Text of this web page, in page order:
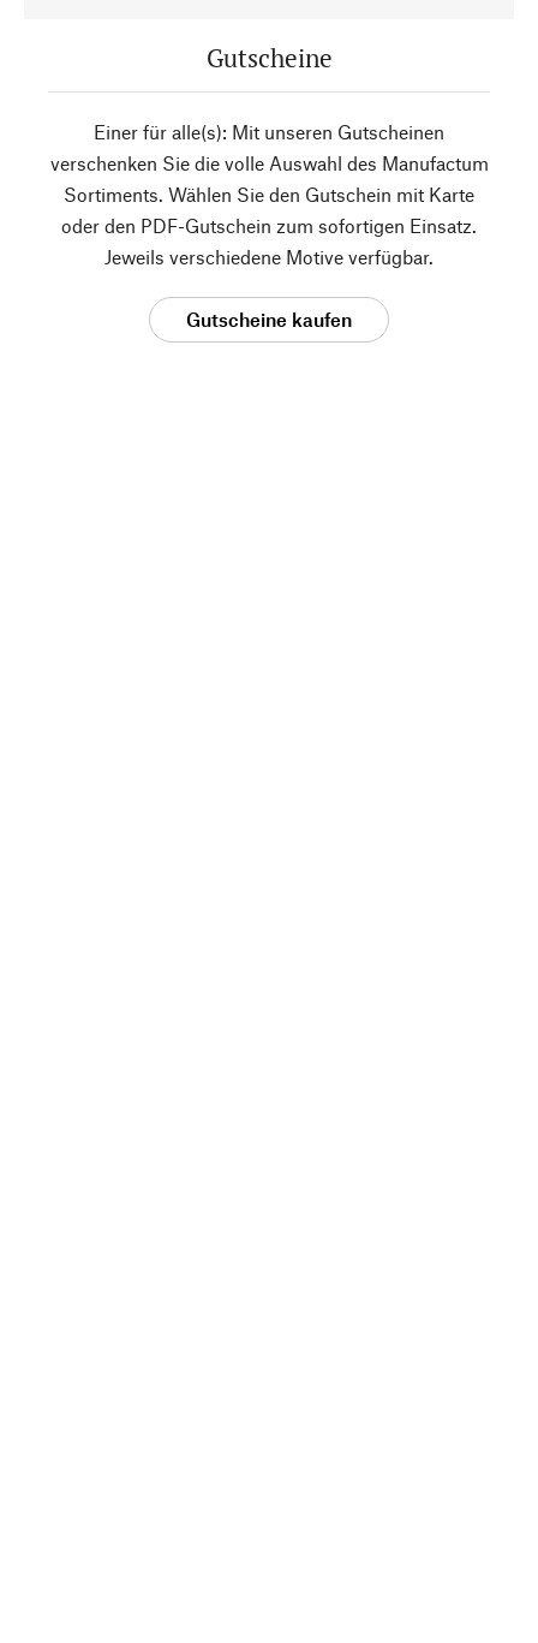
Gutscheine
Einer für alle(s): Mit unseren Gutscheinen
verschenken Sie die volle Auswahl des Manufactum
Sortiments. Wählen Sie den Gutschein mit Karte
oder den PDF-Gutschein zum sofortigen Einsatz.
Jeweils verschiedene Motive verfügbar.
Gutscheine kaufen